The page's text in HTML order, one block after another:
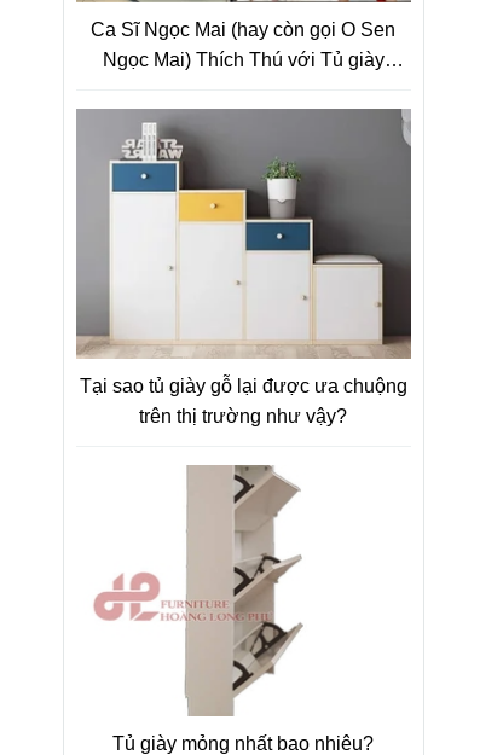
Ca Sĩ Ngọc Mai (hay còn gọi O Sen
Ngọc Mai) Thích Thú với Tủ giày
Tại sao tủ giày gỗ lại được ưa chuộng
trên thị trường như vậy?
Tủ giày mỏng nhất bao nhiêu?